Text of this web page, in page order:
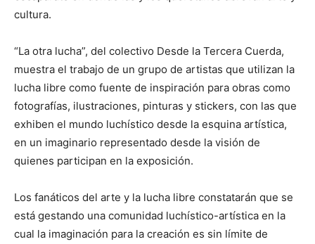
cultura.
“La otra lucha”, del colectivo Desde la Tercera Cuerda,
muestra el trabajo de un grupo de artistas que utilizan la
lucha libre como fuente de inspiración para obras como
fotografías, ilustraciones, pinturas y stickers, con las que
exhiben el mundo luchístico desde la esquina artística,
en un imaginario representado desde la visión de
quienes participan en la exposición.
Los fanáticos del arte y la lucha libre constatarán que se
está gestando una comunidad luchístico-artística en la
cual la imaginación para la creación es sin límite de